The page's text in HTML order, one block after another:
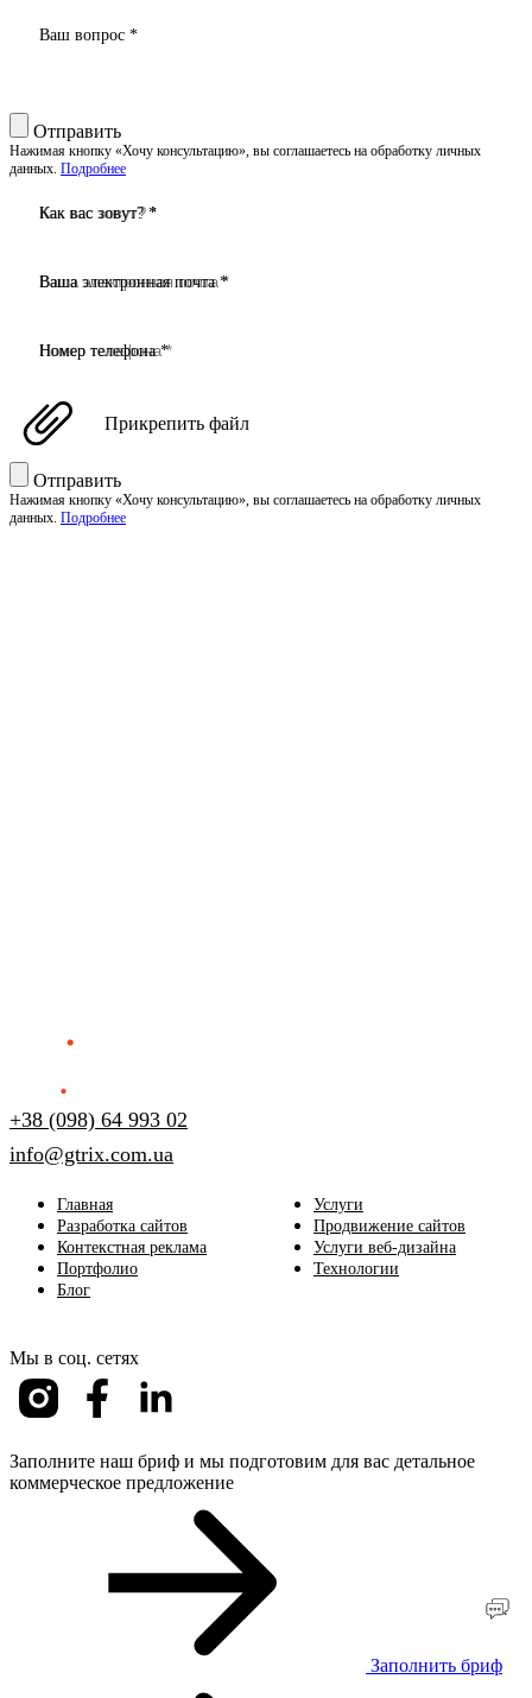
Ваш вопрос *
Отправить
Нажимая кнопку «Хочу консультацию», вы соглашаетесь на обработку личных
данных. Подробнее
Как вас зовут? *
Ваша электронная почта *
Номер телефона *
Прикрепить файл
Отправить
Нажимая кнопку «Хочу консультацию», вы соглашаетесь на обработку личных
данных. Подробнее
+38 (098) 64 993 02
info@gtrix.com.ua
Главная
Услуги
Разработка сайтов
Продвижение сайтов
Контекстная реклама
Услуги веб-дизайна
Портфолио
Технологии
Блог
Мы в соц. сетях
Заполните наш бриф и мы подготовим для вас детальное
коммерческое предложение
Заполнить бриф